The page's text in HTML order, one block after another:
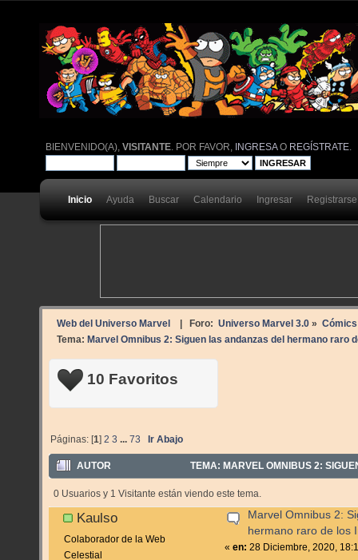
BIENVENIDO(A),VISITANTE . POR FAVOR, INGRESAO REGÍSTRATE
Inicio Ayuda Buscar Calendario Ingresar Registrarse
Web del Universo Marvel | Foro: Universo Marvel 3.0» Cómics
Tema: Marvel Omnibus 2: Siguen las andanzas del hermano raro
10 Favoritos
Páginas: [1]2 3 ...73 Ir Abajo
AUTOR TEMA: MARVEL OMNIBUS 2:
VECES)
0 Usuarios y 1 Visitante están viendo este tema.
Kaulso
Colaborador de la Web
Celestial
Marvel Omnibus 2:
hermano raro de los
«en: 28 Diciembre, 2020,